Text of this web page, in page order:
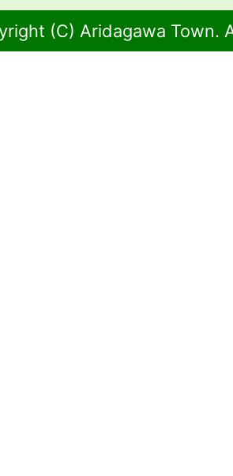
(C) Aridagawa Town.